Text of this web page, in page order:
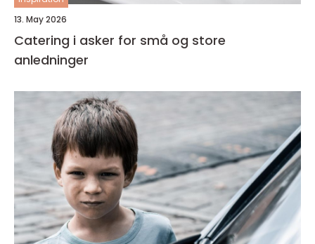
13. May 2026
Catering i asker for små og store
anledninger